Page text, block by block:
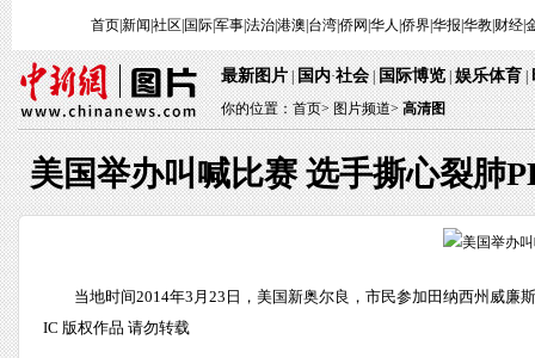
首页|新闻 社区 国际|军事|法治|港澳 台湾|侨网 华人 侨界|华报 华教| 财经|
最新图片|国内·社会|国际博览|娱乐体育|
你的位置：首页>图片频道> 高清图
美国举办叫喊比赛 选手撕心裂肺
当地时间2014年3月23日，美国新奥尔良，市民参加田纳西州威
IC 版权作品 请勿转载